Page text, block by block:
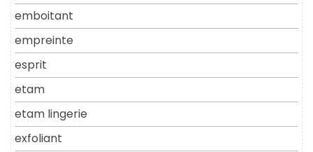
emboitant
empreinte
esprit
etam
etam lingerie
exfoliant